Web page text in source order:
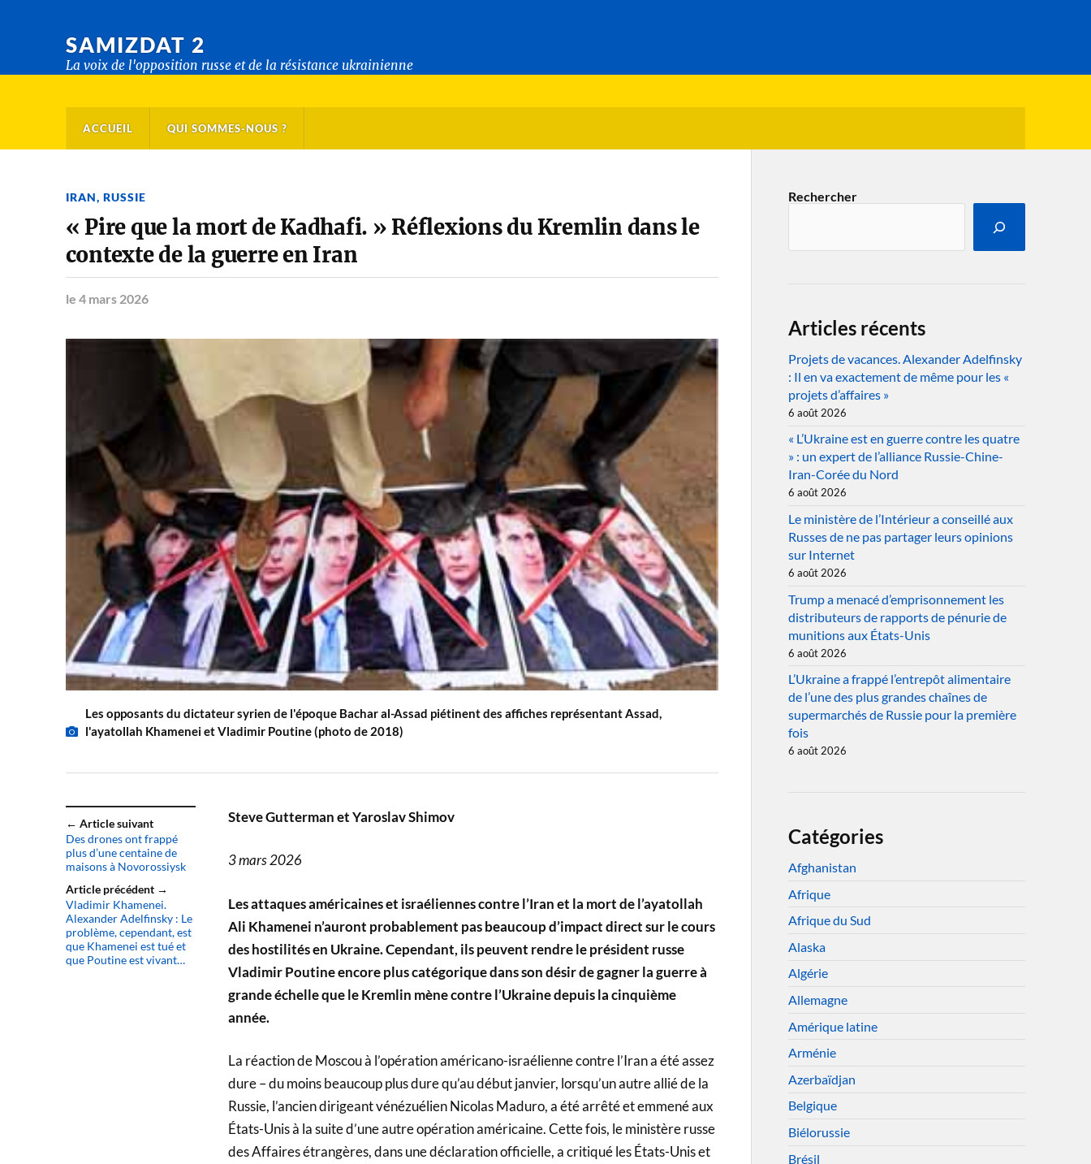
SAMIZDAT 2
La voix de l'opposition russe et de la résistance ukrainienne
ACCUEIL QUI SOMMES-NOUS ?
IRAN, RUSSIE
« Pire que la mort de Kadhafi. » Réflexions du Kremlin dans le
contexte de la guerre en Iran
le 4 mars 2026
Les opposants du dictateur syrien de l'époque Bachar al-Assad piétinent des affiches représentant Assad,
l'ayatollah Khamenei et Vladimir Poutine (photo de 2018)
← Article suivant
Des drones ont frappé
plus d’une centaine de
maisons à Novorossiysk
Article précédent →
Vladimir Khamenei.
Alexander Adelfinsky : Le
problème, cependant, est
que Khamenei est tué et
que Poutine est vivant…
Steve Guttermanet Yaroslav Shimov
3 mars 2026
Les attaques américaines et israéliennes contre l’Iran et la mort de l’ayatollah
Ali Khamenei n’auront probablement pas beaucoup d’impact direct sur le cours
des hostilités en Ukraine. Cependant, ils peuvent rendre le président russe
Vladimir Poutine encore plus catégorique dans son désir de gagner la guerre à
grande échelle que le Kremlin mène contre l’Ukraine depuis la cinquième
année.
La réaction de Moscou à l’opération américano-israélienne contre l’Iran a été assez
dure – du moins beaucoup plus dure qu’au début janvier, lorsqu’un autre allié de la
Russie, l’ancien dirigeant vénézuélien Nicolas Maduro, a été arrêté et emmené aux
États-Unis à la suite d’une autre opération américaine. Cette fois, le ministère russe
des Affaires étrangères, dans une déclaration officielle, a critiqué les États-Unis et
Rechercher
Articles récents
Projets de vacances. Alexander Adelfinsky
: Il en va exactement de même pour les «
projets d’affaires »
6 août 2026
« L’Ukraine est en guerre contre les quatre
» : un expert de l’alliance Russie-Chine-
Iran-Corée du Nord
6 août 2026
Le ministère de l’Intérieur a conseillé aux
Russes de ne pas partager leurs opinions
sur Internet
6 août 2026
Trump a menacé d’emprisonnement les
distributeurs de rapports de pénurie de
munitions aux États-Unis
6 août 2026
L’Ukraine a frappé l’entrepôt alimentaire
de l’une des plus grandes chaînes de
supermarchés de Russie pour la première
fois
6 août 2026
Catégories
Afghanistan
Afrique
Afrique du Sud
Alaska
Algérie
Allemagne
Amérique latine
Arménie
Azerbaïdjan
Belgique
Biélorussie
Brésil